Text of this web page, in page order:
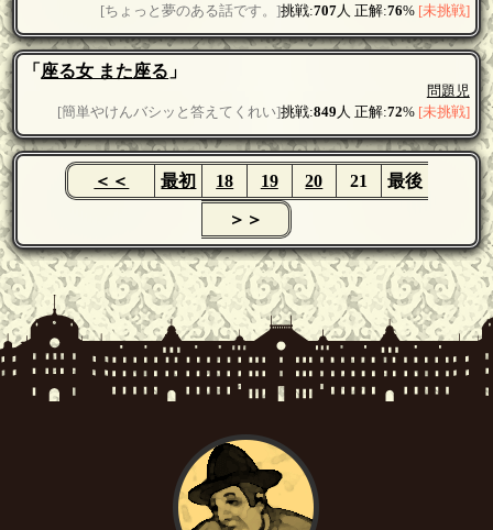
挑戦:707人 正解:76% [未挑戦]
[ちょっと夢のある話です。]
「 座る女 また座る 」
問題児
挑戦:849 人 正解:72% [未挑戦]
[簡単やけんバシッと答えてくれい]
＜＜ 最初 18 19 20 21 最後
＞＞